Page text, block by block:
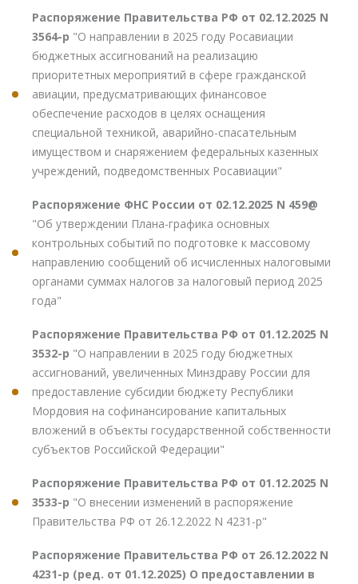
Распоряжение Правительства РФ от 02.12.2025 N
3564-р "О направлении в 2025 году Росавиации
бюджетных ассигнований на реализацию
приоритетных мероприятий в сфере гражданской
авиации, предусматривающих финансовое
обеспечение расходов в целях оснащения
специальной техникой, аварийно-спасательным
имуществом и снаряжением федеральных казенных
учреждений, подведомственных Росавиации"
Распоряжение ФНС России от 02.12.2025 N 459@
"Об утверждении Плана-графика основных
контрольных событий по подготовке к массовому
направлению сообщений об исчисленных налоговыми
органами суммах налогов за налоговый период 2025
года"
Распоряжение Правительства РФ от 01.12.2025 N
3532-р "О направлении в 2025 году бюджетных
ассигнований, увеличенных Минздраву России для
предоставление субсидии бюджету Республики
Мордовия на софинансирование капитальных
вложений в объекты государственной собственности
субъектов Российской Федерации"
Распоряжение Правительства РФ от 01.12.2025 N
3533-р "О внесении изменений в распоряжение
Правительства РФ от 26.12.2022 N 4231-р"
Распоряжение Правительства РФ от 26.12.2022 N
4231-р (ред. от 01.12.2025) О предоставлении в